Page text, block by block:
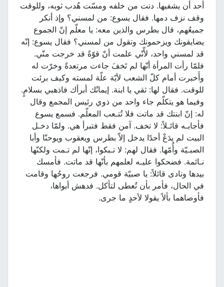
أحد أن يشفيها. دنت من خلفه ومسّت هُدب ثوبه، وللوقت
وقف نزف دمها. فقال يسوع: من لمسني؟ وإذ أنكر
جميعُهم، قال بطرس والذين معه: يا معلّم إنّ الجموع
يضايقونك ويزحمونك وتقول من لمسني؟ فقال يسوع: إنّه
قد لمسني واحد، لأّنّي علمت أنّ قوّةً قد خرجت منّي.
فلمّا رأت المرأة أنّها لم تَخفَ جاءت مرتعدةً وخرّت له
وأَخبرت أمام كلّ الشعب لأيّة علّة لمسته وكيف برئت
للوقت. فقال لها: ثقي يا ابنة. إيمانُك أبرأك فاذهبي بسلامٍ.
وفيما هو يتكلّم جاء واحد من ذوي رئيس المجمع وقال
له: إنّ ابنتك قد ماتت فلا تُتـعب المعلّم. فسمع يسوع
فأجابـه قائـلاً: لا تخف. آمن فقط فتبرأ هي. ولمّا دخـل
البيت لم يدَعْ أحدًا يدخل إلاّ بطرس ويعقوب ويوحنّا وأبا
الصبـيّة وأُمّها. فقال لهم: لا تـبكوا، إنّها لم تـمت ولكنّها
نـائمة. فضحكوا عليـه لعلمهم بأنّها قد ماتت. فأمسك
بيدها ونادى قائلاً: يا صبيّة قومي. فرجعت روحُها وقامت
في الحال، فأمر بأن تُعطى لتأكل. فدهش أبواها،
فأوصاهما بألاً يقولا لأحدٍ ما جرى.